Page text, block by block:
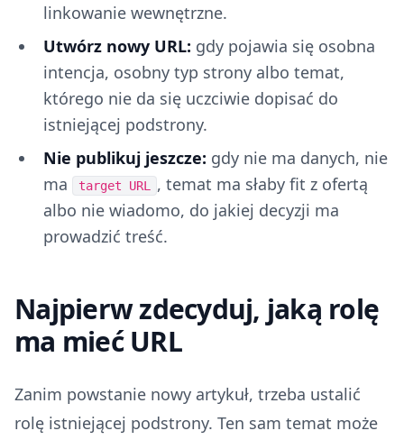
linkowanie wewnętrzne.
Utwórz nowy URL: gdy pojawia się osobna
intencja, osobny typ strony albo temat,
którego nie da się uczciwie dopisać do
istniejącej podstrony.
Nie publikuj jeszcze: gdy nie ma danych, nie
ma
target URL
, temat ma słaby fit z ofertą
albo nie wiadomo, do jakiej decyzji ma
prowadzić treść.
Najpierw zdecyduj, jaką rolę
ma mieć URL
Zanim powstanie nowy artykuł, trzeba ustalić
rolę istniejącej podstrony. Ten sam temat może